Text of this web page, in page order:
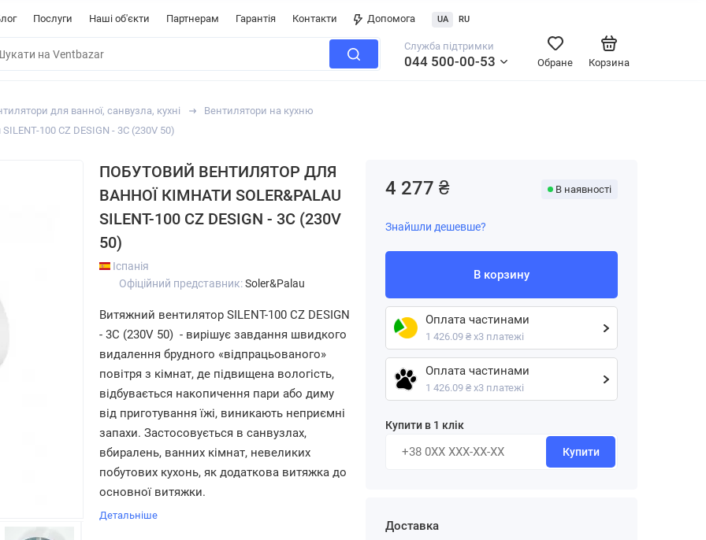
Послуги Наші об'єкти Партнерам Гарантія Контакти Допомога UA RU
Служба підтримки
044 500-00-53 Корзина
Обране
для ванної, санвузла, кухні
Вентилятори на кухню
100 CZ DESIGN - 3C (230V 50)
ПОБУТОВИЙ ВЕНТИЛЯТОР ДЛЯ
ВАННОЇ КІМНАТИ SOLER&PALAU
SILENT-100 CZ DESIGN - 3C (230V
50)
Іспанія
Офіційний представник:Soler&Palau
Витяжний вентилятор SILENT-100 CZ DESIGN
- 3C (230V 50) - вирішує завдання швидкого
видалення брудного «відпрацьованого»
повітря з кімнат, де підвищена вологість,
відбувається накопичення пари або диму
від приготування їжі, виникають неприємні
запахи. Застосовується в санвузлах,
вбиралень, ванних кімнат, невеликих
побутових кухонь, як додаткова витяжка до
основної витяжки.
Детальніше
4 277 ₴ В наявності
Знайшли дешевше?
В корзину
Оплата частинами
1 426.09 ₴ х3 платежі
Оплата частинами
1 426.09 ₴ х3 платежі
Купити в 1 клік
Купити
Доставка